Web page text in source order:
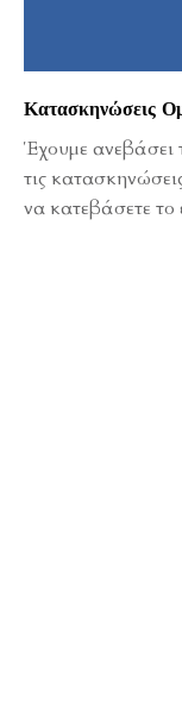
Κατασκηνώσεις
Έχουμε ανεβάσει
τις
να κατεβάσετε